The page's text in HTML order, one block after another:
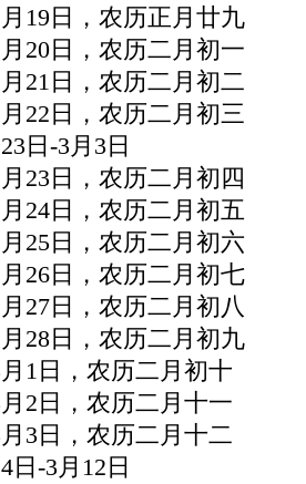
19日，农历正月廿九
20日，农历二月初一
21日，农历二月初二
22日，农历二月初三
日-3月3日
23日，农历二月初四
24日，农历二月初五
25日，农历二月初六
26日，农历二月初七
27日，农历二月初八
28日，农历二月初九
1日，农历二月初十
2日，农历二月十一
3日，农历二月十二
日-3月12日